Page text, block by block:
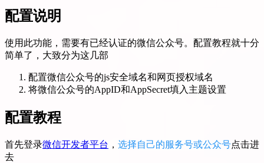
配置说明
使用此功能，需要有已经认证的微信公众号。配置教程就十分
简单了，大致分为这几部
配置微信公众号的js安全域名和网页授权域名
将微信公众号的AppID和AppSecret填入主题设置
配置教程
首先登录微信开发者平台 ， 选择自己的服务号或公众号点击进
去